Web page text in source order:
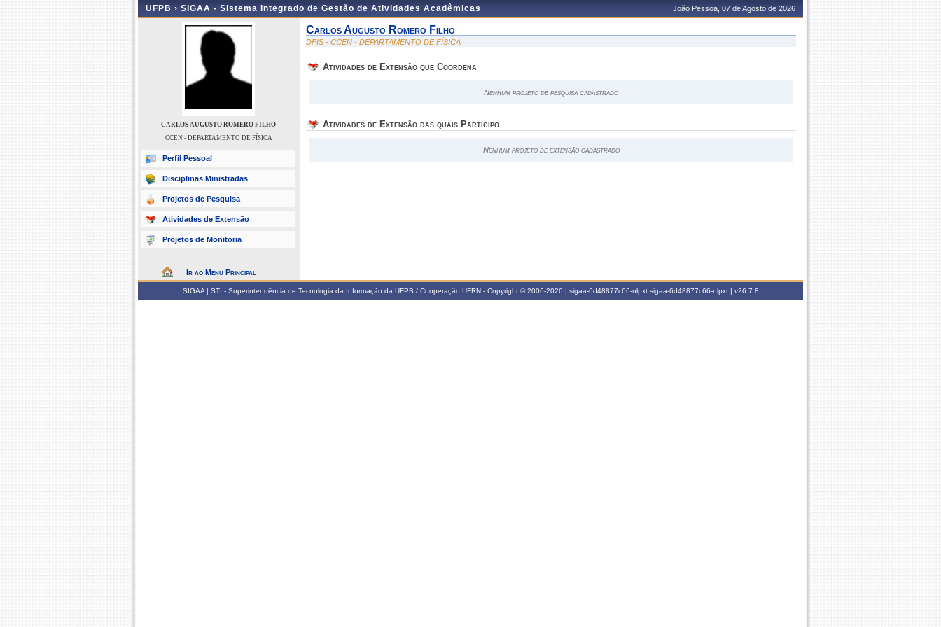
UFPB › SIGAA - Sistema Integrado de Gestão de Atividades Acadêmicas João Pessoa, 07 de Agosto de 2026
CARLOS AUGUSTO ROMERO FILHO
CCEN - DEPARTAMENTO DE FÍSICA
Perfil Pessoal
Disciplinas Ministradas
Projetos de Pesquisa
Atividades de Extensão
Projetos de Monitoria
Ir ao Menu Principal
Carlos Augusto Romero Filho
DFIS - CCEN - DEPARTAMENTO DE FÍSICA
Atividades de Extensão que Coordena
Nenhum projeto de pesquisa cadastrado
Atividades de Extensão das quais Participo
Nenhum projeto de extensão cadastrado
SIGAA | STI - Superintendência de Tecnologia da Informação da UFPB / Cooperação UFRN - Copyright © 2006-2026 | sigaa-6d48877c66-nlpxt.sigaa-6d48877c66-nlpxt | v26.7.8